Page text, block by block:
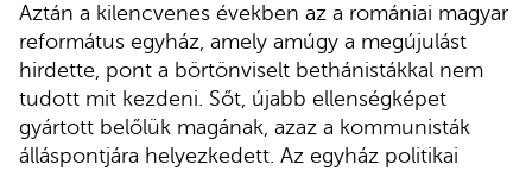
Aztán a kilencvenes években az a romániai magyar
református egyház, amely amúgy a megújulást
hirdette, pont a börtönviselt bethánistákkal nem
tudott mit kezdeni. Sőt, újabb ellenségképet
gyártott belőlük magának, azaz a kommunisták
álláspontjára helyezkedett. Az egyház politikai